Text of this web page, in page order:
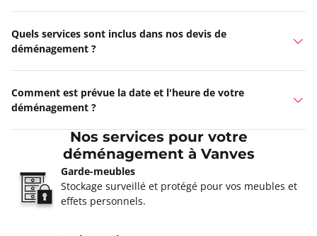
Quels services sont inclus dans nos devis de
déménagement ?
Comment est prévue la date et l'heure de votre
déménagement ?
Nos services pour votre
déménagement à Vanves
Garde-meubles
Stockage surveillé et protégé pour vos meubles et
effets personnels.